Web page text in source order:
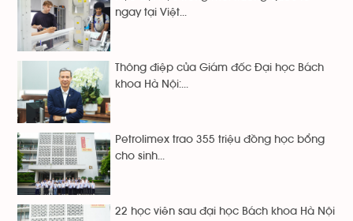
ngay tại Việt...
Thông điệp của Giám đốc Đại học Bách
khoa Hà Nội:...
Petrolimex trao 355 triệu đồng học bổng
cho sinh...
22 học viên sau đại học Bách khoa Hà Nội